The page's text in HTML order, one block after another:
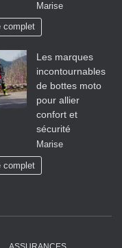
Marise
complet
Les marques
incontournables
de bottes moto
pour allier
confort et
sécurité
Marise
complet